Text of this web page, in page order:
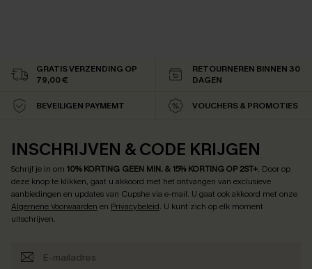
GRATIS VERZENDING OP
79,00 €
RETOURNEREN BINNEN 30
DAGEN
BEVEILIGEN PAYMEMT VOUCHERS & PROMOTIES
INSCHRIJVEN & CODE KRIJGEN
Schrijf je in om 10% KORTING GEEN MIN. & 15% KORTING OP 2ST+. Door op
deze knop te klikken, gaat u akkoord met het ontvangen van exclusieve
aanbiedingen en updates van Cupshe via e-mail. U gaat ook akkoord met onze
Algemene Voorwaarden en Privacybeleid. U kunt zich op elk moment
uitschrijven.